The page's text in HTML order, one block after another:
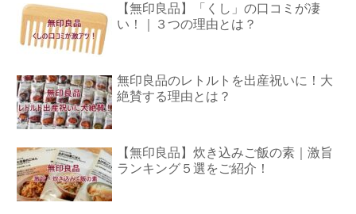
【無印良品】「くし」の口コミが凄
い！｜３つの理由とは？
無印良品のレトルトを出産祝いに！大
絶賛する理由とは？
【無印良品】炊き込みご飯の素｜激旨
ランキング５選をご紹介！